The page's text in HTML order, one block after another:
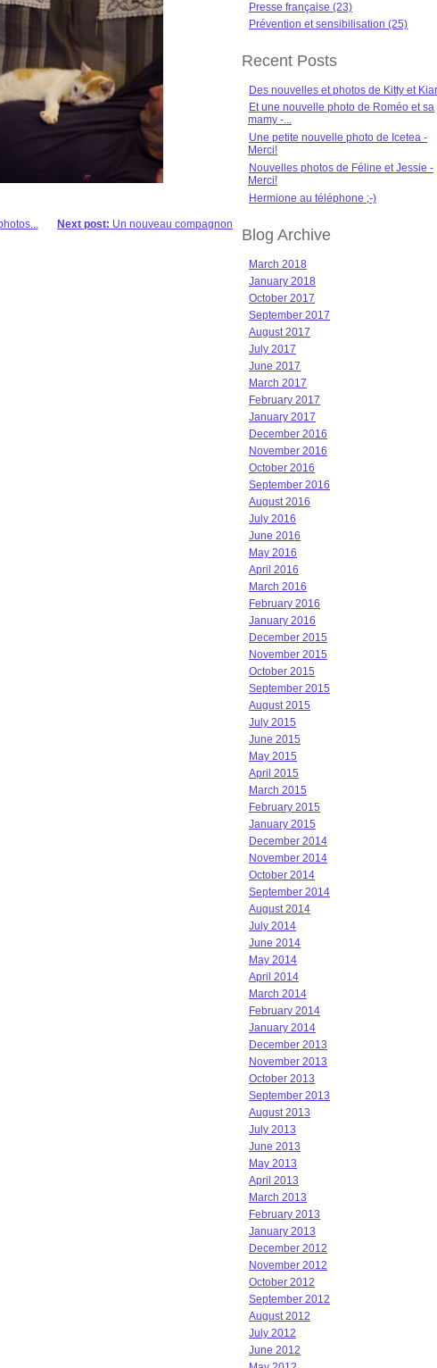
Next post: Un nouveau compagnon
Presse française (23)
Prévention et sensibilisation (25)
Recent Posts
Des nouvelles et photos de Kitty et
Et une nouvelle photo de Roméo et sa
mamy -...
Une petite nouvelle photo de Icetea -
Merci!
Nouvelles photos de Féline et Jessie -
Merci!
Hermione au téléphone ;-)
Blog Archive
March 2018
January 2018
October 2017
September 2017
August 2017
July 2017
June 2017
March 2017
February 2017
January 2017
December 2016
November 2016
October 2016
September 2016
August 2016
July 2016
June 2016
May 2016
April 2016
March 2016
February 2016
January 2016
December 2015
November 2015
October 2015
September 2015
August 2015
July 2015
June 2015
May 2015
April 2015
March 2015
February 2015
January 2015
December 2014
November 2014
October 2014
September 2014
August 2014
July 2014
June 2014
May 2014
April 2014
March 2014
February 2014
January 2014
December 2013
November 2013
October 2013
September 2013
August 2013
July 2013
June 2013
May 2013
April 2013
March 2013
February 2013
January 2013
December 2012
November 2012
October 2012
September 2012
August 2012
July 2012
June 2012